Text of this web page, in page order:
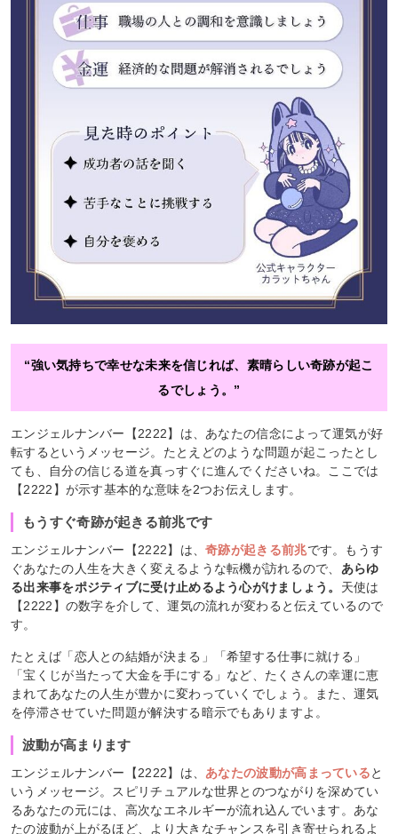
“強い気持ちで幸せな未来を信じれば、素晴らしい奇跡が起こ
るでしょう。”
エンジェルナンバー【2222】は、あなたの信念によって運気が好
転するというメッセージ。たとえどのような問題が起こったとし
ても、自分の信じる道を真っすぐに進んでくださいね。ここでは
【2222】が示す基本的な意味を2つお伝えします。
もうすぐ奇跡が起きる前兆です
エンジェルナンバー【2222】は、奇跡が起きる前兆です。もうす
ぐあなたの人生を大きく変えるような転機が訪れるので、 あらゆ
る出来事をポジティブに受け止めるよう心がけましょう。 天使は
【2222】の数字を介して、運気の流れが変わると伝えているので
す。
たとえば「恋人との結婚が決まる」「希望する仕事に就ける」
「宝くじが当たって大金を手にする」など、たくさんの幸運に恵
まれてあなたの人生が豊かに変わっていくでしょう。また、運気
を停滞させていた問題が解決する暗示でもありますよ。
波動が高まります
エンジェルナンバー【2222】は、 あなたの波動が高まっていると
いうメッセージ。スピリチュアルな世界とのつながりを深めてい
るあなたの元には、高次なエネルギーが流れ込んでいます。あな
たの波動が上がるほど、より大きなチャンスを引き寄せられるよ